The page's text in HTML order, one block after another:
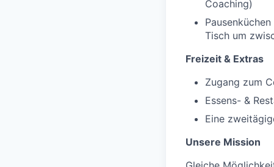
Coaching)
Tisch um
Freizeit & Extras
Zugang zum
Essens- &
Eine
Unsere Mission